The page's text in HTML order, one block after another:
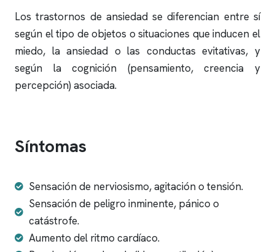
Los trastornos de ansiedad se diferencian entre sí
según el tipo de objetos o situaciones que inducen el
miedo, la ansiedad o las conductas evitativas, y
según la cognición (pensamiento, creencia y
percepción) asociada.
Síntomas
Sensación de nerviosismo, agitación o tensión.
Sensación de peligro inminente, pánico o
catástrofe.
Aumento del ritmo cardíaco.